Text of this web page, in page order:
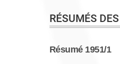
RÉSUMÉS
Résumé 1951/1